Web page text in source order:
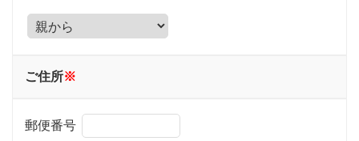
ご住所※
郵便番号